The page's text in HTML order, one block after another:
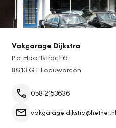
Vakgarage Dijkstra
P.c. Hooftstraat 6
8913 GT Leeuwarden
058-2153636
vakgarage.dijkstra@hetnet.nl